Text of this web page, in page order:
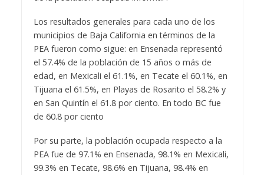
Los resultados generales para cada uno de los
municipios de Baja California en términos de la
PEA fueron como sigue: en Ensenada representó
el 57.4% de la población de 15 años o más de
edad, en Mexicali el 61.1%, en Tecate el 60.1%, en
Tijuana el 61.5%, en Playas de Rosarito el 58.2% y
en San Quintín el 61.8 por ciento. En todo BC fue
de 60.8 por ciento
Por su parte, la población ocupada respecto a la
PEA fue de 97.1% en Ensenada, 98.1% en Mexicali,
99.3% en Tecate, 98.6% en Tijuana, 98.4% en